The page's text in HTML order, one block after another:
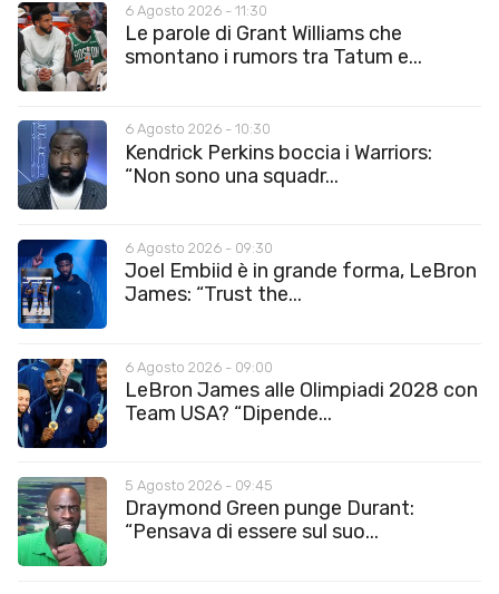
6 Agosto 2026 - 11:30
Le parole di Grant Williams che
smontano i rumors tra Tatum e...
6 Agosto 2026 - 10:30
Kendrick Perkins boccia i Warriors:
“Non sono una squadr...
6 Agosto 2026 - 09:30
Joel Embiid è in grande forma, LeBron
James: “Trust the...
6 Agosto 2026 - 09:00
LeBron James alle Olimpiadi 2028 con
Team USA? “Dipende...
5 Agosto 2026 - 09:45
Draymond Green punge Durant:
“Pensava di essere sul suo...